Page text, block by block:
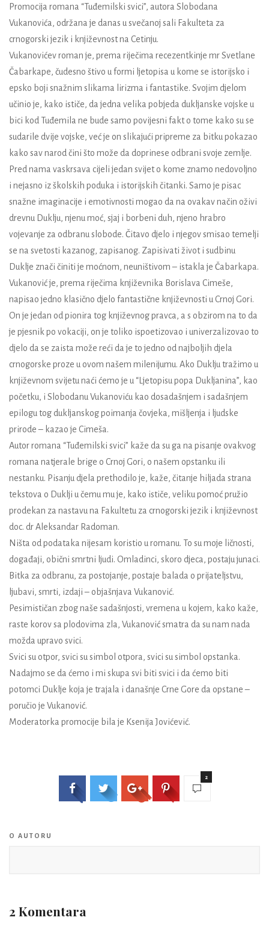
Promocija romana “Tuđemilski svici”, autora Slobodana
Vukanovića, održana je danas u svečanoj sali Fakulteta za
crnogorski jezik i književnost na Cetinju.
Vukanovićev roman je, prema riječima recezentkinje mr Svetlane
Čabarkape, čudesno štivo u formi ljetopisa u kome se istorijsko i
epsko boji snažnim slikama lirizma i fantastike. Svojim djelom
učinio je, kako ističe, da jedna velika pobjeda dukljanske vojske u
bici kod Tuđemila ne bude samo povijesni fakt o tome kako su se
sudarile dvije vojske, već je on slikajući pripreme za bitku pokazao
kako sav narod čini što može da doprinese odbrani svoje zemlje.
Pred nama vaskrsava cijeli jedan svijet o kome znamo nedovoljno
i nejasno iz školskih poduka i istorijskih čitanki. Samo je pisac
snažne imaginacije i emotivnosti mogao da na ovakav način oživi
drevnu Duklju, njenu moć, sjaj i borbeni duh, njeno hrabro
vojevanje za odbranu slobode. Čitavo djelo i njegov smisao temelji
se na svetosti kazanog, zapisanog. Zapisivati život i sudbinu
Duklje znači činiti je moćnom, neuništivom– istakla je Čabarkapa.
Vukanović je, prema riječima književnika Borislava Cimeše,
napisao jedno klasično djelo fantastične književnosti u Crnoj Gori.
On je jedan od pionira tog književnog pravca, a s obzirom na to da
je pjesnik po vokaciji, on je toliko ispoetizovao i univerzalizovao to
djelo da se zaista može reći da je to jedno od najboljih djela
crnogorske proze u ovom našem milenijumu. Ako Duklju tražimo u
književnom svijetu naći ćemo je u “Ljetopisu popa Dukljanina”, kao
početku, i Slobodanu Vukanoviću kao dosadašnjem i sadašnjem
epilogu tog dukljanskog poimanja čovjeka, mišljenja i ljudske
prirode– kazao je Cimeša.
Autor romana “Tuđemilski svici” kaže da su ga na pisanje ovakvog
romana natjerale brige o Crnoj Gori, o našem opstanku ili
nestanku. Pisanju djela prethodilo je, kaže, čitanje hiljada strana
tekstova o Duklji u čemu mu je, kako ističe, veliku pomoć pružio
prodekan za nastavu na Fakultetu za crnogorski jezik i književnost
doc. dr Aleksandar Radoman.
Ništa od podataka nijesam koristio u romanu. To su moje ličnosti,
događaji, obični smrtni ljudi. Omladinci, skoro djeca, postaju junaci.
Bitka za odbranu, za postojanje, postaje balada o prijateljstvu,
ljubavi, smrti, izdaji– objašnjava Vukanović.
Pesimističan zbog naše sadašnjosti, vremena u kojem, kako kaže,
raste korov sa plodovima zla, Vukanović smatra da su nam nada
možda upravo svici.
Svici su otpor, svici su simbol otpora, svici su simbol opstanka.
Nadajmo se da ćemo i mi skupa svi biti svici i da ćemo biti
potomci Duklje koja je trajala i današnje Crne Gore da opstane–
poručio je Vukanović.
Moderatorka promocije bila je Ksenija Jovićević.
2
O AUTORU
2 Komentara